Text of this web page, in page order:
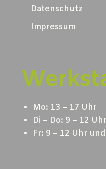
Datenschutz
Impressum
Mo: 13 – 17 Uhr
Di – Do: 9 – 12
Fr: 9 – 12 Uhr